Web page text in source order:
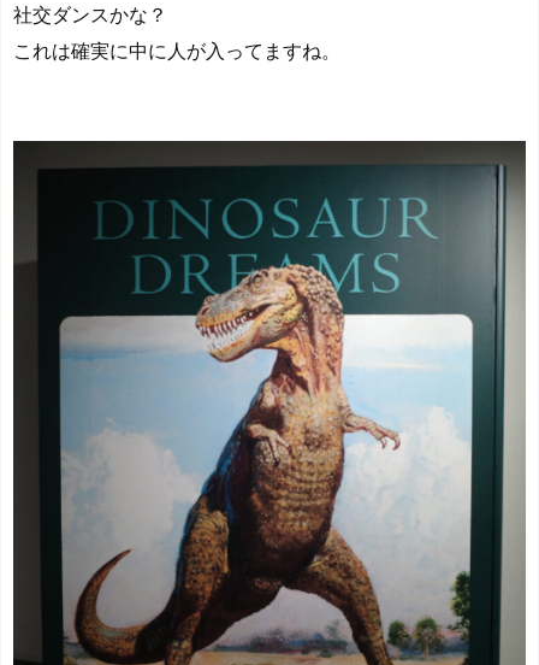
社交ダンスかな？
これは確実に中に人が入ってますね。